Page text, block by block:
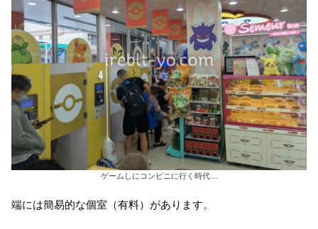
ゲームしにコンビニに行く時代…
端には簡易的な個室（有料）があります。